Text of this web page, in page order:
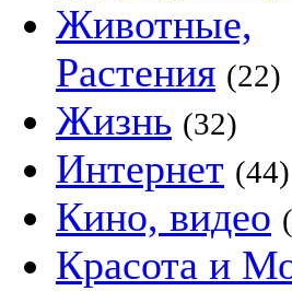
Животные,
Растения (22)
Жизнь (32)
Интернет (44)
Кино, видео
Красота и